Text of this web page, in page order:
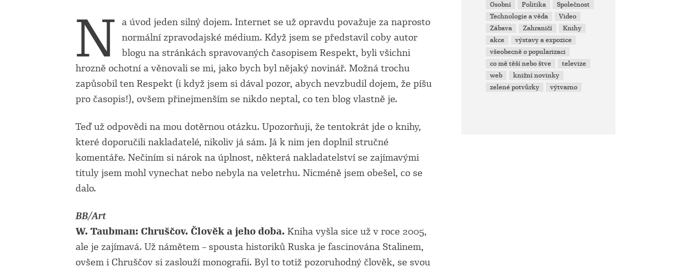
N a úvod jeden silný dojem. Internet se už opravdu považuje za naprosto
normální zpravodajské médium. Když jsem se představil coby autor
blogu na stránkách spravovaných časopisem Respekt, byli všichni
hrozně ochotní a věnovali se mi, jako bych byl nějaký novinář. Možná trochu
zapůsobil ten Respekt (i když jsem si dával pozor, abych nevzbudil dojem, že píšu
pro časopis!), ovšem přinejmenším se nikdo neptal, co ten blog vlastně je.
Teď už odpovědi na mou dotěrnou otázku. Upozorňuji, že tentokrát jde o knihy,
které doporučili nakladatelé, nikoliv já sám. Já k nim jen doplnil stručné
komentáře. Nečiním si nárok na úplnost, některá nakladatelství se zajímavými
tituly jsem mohl vynechat nebo nebyla na veletrhu. Nicméně jsem obešel, co se
dalo.
BB/Art
W. Taubman: Chruščov. Člověk a jeho doba. Kniha vyšla sice už v roce 2005,
ale je zajímavá. Už námětem – spousta historiků Ruska je fascinována Stalinem,
ovšem i Chruščov si zaslouží monografii. Byl to totiž pozoruhodný člověk, se svou
Osobní
Politika
Společnost
Technologie a věda
Video
Zábava
Zahraničí
Knihy
akce
výstavy a expozice
všeobecně o popularizaci
co mě těší nebo štve
televize
web
knižní novinky
zelené potvůrky
výtvarno